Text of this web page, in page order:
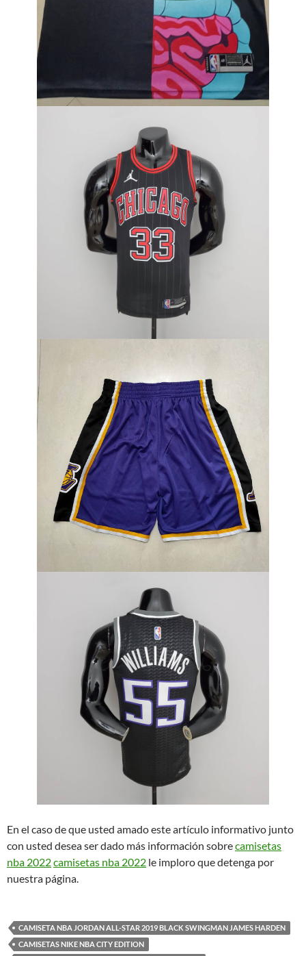
En el caso de que usted amado este artículo informativo junto
con usted desea ser dado más información sobrecamisetas
nba 2022camisetas nba 2022 le imploro que detenga por
nuestra página.
CAMISETA NBA JORDAN ALL-STAR 2019 BLACK SWINGMAN JAMES HARDEN
CAMISETAS NIKE NBA CITY EDITION